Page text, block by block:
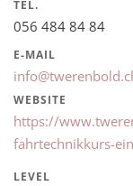
TEL.
056 484 84 84
E-MAIL
WEBSITE
https://
fahrtechnikkurs-
LEVEL